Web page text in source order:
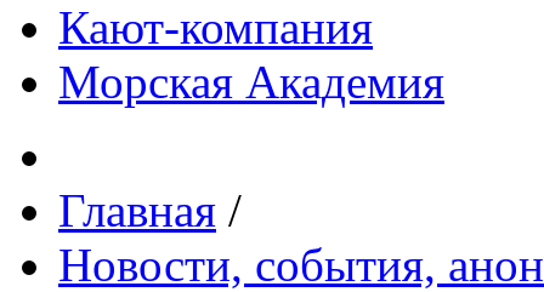
Кают-компания
Морская Академия
Главная /
Новости, события,